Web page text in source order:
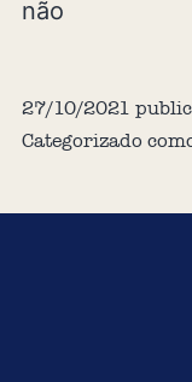
não
27/10/2021
Categorizado